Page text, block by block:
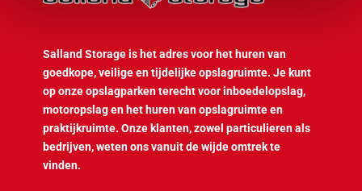
Salland Storage is het adres voor het huren van
goedkope, veilige en tijdelijke opslagruimte. Je kunt
op onze opslagparken terecht voor inboedelopslag,
motoropslag en het huren van opslagruimte en
praktijkruimte. Onze klanten, zowel particulieren als
bedrijven, weten ons vanuit de wijde omtrek te
vinden.